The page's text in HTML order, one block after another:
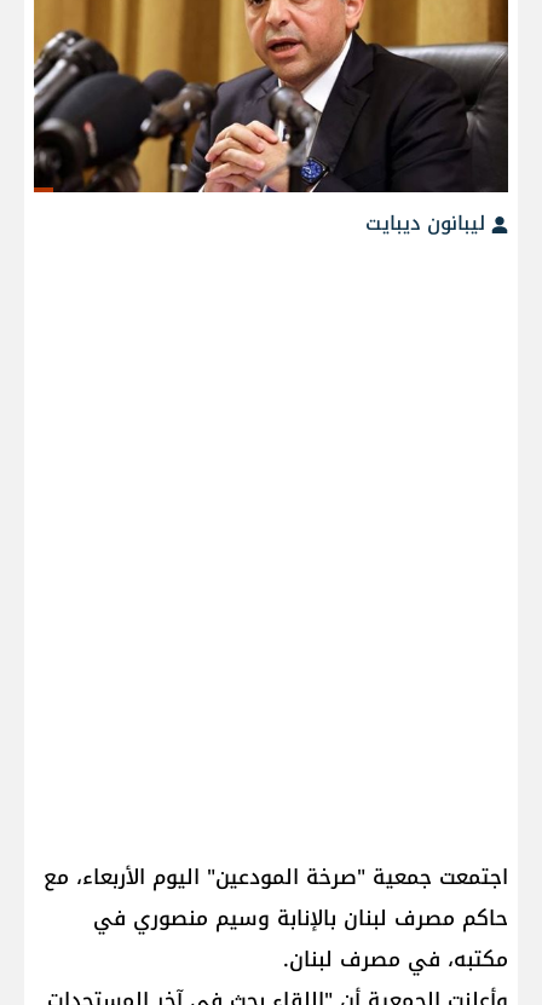
ليبانون ديبايت
اجتمعت جمعية "صرخة المودعين" اليوم الأربعاء، مع
حاكم مصرف لبنان بالإنابة وسيم منصوري في
مكتبه، في مصرف لبنان.